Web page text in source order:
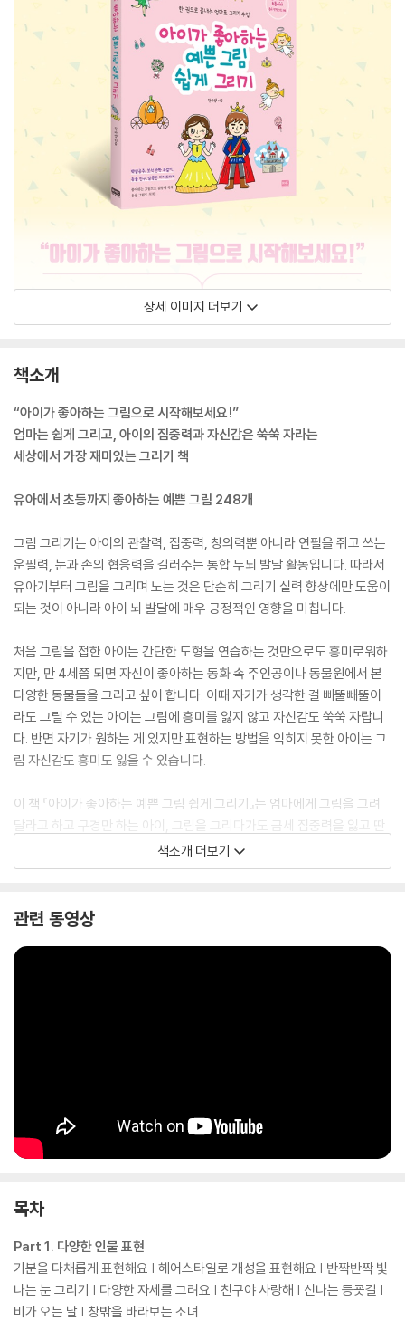
상세 이미지 더보기
책소개
“아이가 좋아하는 그림으로 시작해보세요!”
엄마는 쉽게 그리고, 아이의 집중력과 자신감은 쑥쑥 자라는
세상에서 가장 재미있는 그리기 책
유아에서 초등까지 좋아하는 예쁜 그림 248개
그림 그리기는 아이의 관찰력, 집중력, 창의력뿐 아니라 연필을 쥐고 쓰는
운필력, 눈과 손의 협응력을 길러주는 통합 두뇌 발달 활동입니다. 따라서
유아기부터 그림을 그리며 노는 것은 단순히 그리기 실력 향상에만 도움이
되는 것이 아니라 아이 뇌 발달에 매우 긍정적인 영향을 미칩니다.
처음 그림을 접한 아이는 간단한 도형을 연습하는 것만으로도 흥미로워하
지만, 만 4세쯤 되면 자신이 좋아하는 동화 속 주인공이나 동물원에서 본
다양한 동물들을 그리고 싶어 합니다. 이때 자기가 생각한 걸 삐뚤빼뚤이
라도 그릴 수 있는 아이는 그림에 흥미를 잃지 않고 자신감도 쑥쑥 자랍니
다. 반면 자기가 원하는 게 있지만 표현하는 방법을 익히지 못한 아이는 그
림 자신감도 흥미도 잃을 수 있습니다.
이 책 『아이가 좋아하는 예쁜 그림 쉽게 그리기』는 엄마에게 그림을 그려
달라고 하고 구경만 하는 아이, 그림을 그리다가도 금세 집중력을 잃고 딴
짓하는 아이도 그림 그리기에 푹 빠질 수 있게 이끄는 책입니다. 스테디셀
러 『세상에서 제일 쉬운 그림 그리기』를 쓴 원아영 작가가 그림에 자신 없
리는 법을 소개했습니다.
책소개 더보기
관련 동영상
목차
Part 1. 다양한 인물 표현
기분을 다채롭게 표현해요 | 헤어스타일로 개성을 표현해요 | 반짝반짝 빛
나는 눈 그리기 | 다양한 자세를 그려요 | 친구야 사랑해 | 신나는 등굣길 |
비가 오는 날 | 창밖을 바라보는 소녀